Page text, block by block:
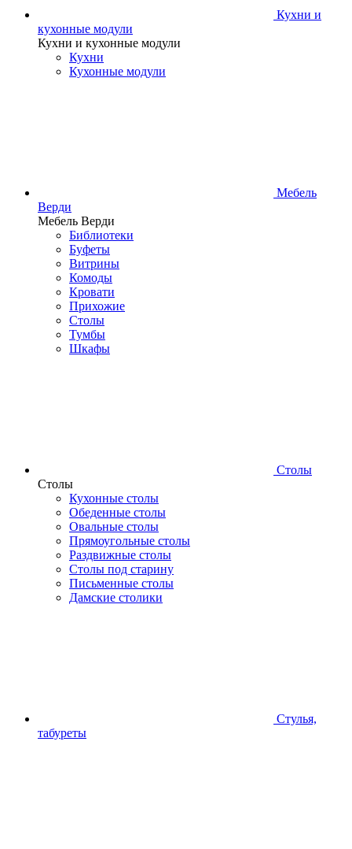
Кухни и
кухонные модули
Кухни и кухонные модули
Кухни
Кухонные модули
Мебель
Верди
Мебель Верди
Библиотеки
Буфеты
Витрины
Комоды
Кровати
Прихожие
Столы
Тумбы
Шкафы
Столы
Столы
Кухонные столы
Обеденные столы
Овальные столы
Прямоугольные столы
Раздвижные столы
Столы под старину
Письменные столы
Дамские столики
Стулья,
табуреты